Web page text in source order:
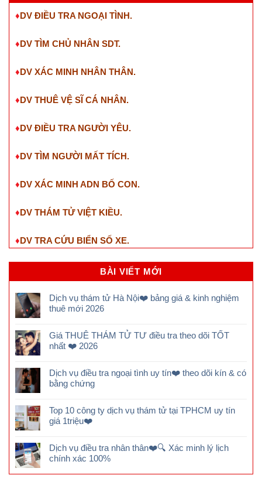
♦DV ĐIỀU TRA NGOẠI TÌNH.
♦DV TÌM CHỦ NHÂN SDT.
♦DV XÁC MINH NHÂN THÂN.
♦DV THUÊ VỆ SĨ CÁ NHÂN.
♦DV ĐIỀU TRA NGƯỜI YÊU.
♦DV TÌM NGƯỜI MẤT TÍCH.
♦DV XÁC MINH ADN BỐ CON.
♦DV THÁM TỬ VIỆT KIỀU.
♦DV TRA CỨU BIỂN SỐ XE.
BÀI VIẾT MỚI
Dịch vụ thám tử Hà Nội❤️ bảng giá & kinh nghiệm
thuê mới 2026
Giá THUÊ THÁM TỬ TƯ điều tra theo dõi TỐT
nhất ❤️ 2026
Dịch vụ điều tra ngoại tình uy tín❤️ theo dõi kín & có
bằng chứng
Top 10 công ty dịch vụ thám tử tại TPHCM uy tín
giá 1triệu❤️
Dịch vụ điều tra nhân thân❤️🔍 Xác minh lý lịch
chính xác 100%